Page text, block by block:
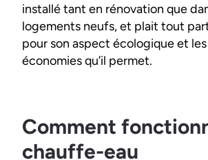
installé tant en rénovation que
logements neufs, et plait tout
pour son aspect écologique et
économies qu’il permet.
Comment
chauffe-eau